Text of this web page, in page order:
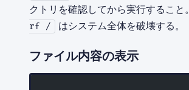
クトリを確認してから実行すること。
rf /
はシステム全体を破壊する。
ファイル内容の表示